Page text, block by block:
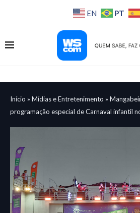
EN PT
Início » Mídias e Entretenimento »
programação especial de Carnaval infantil